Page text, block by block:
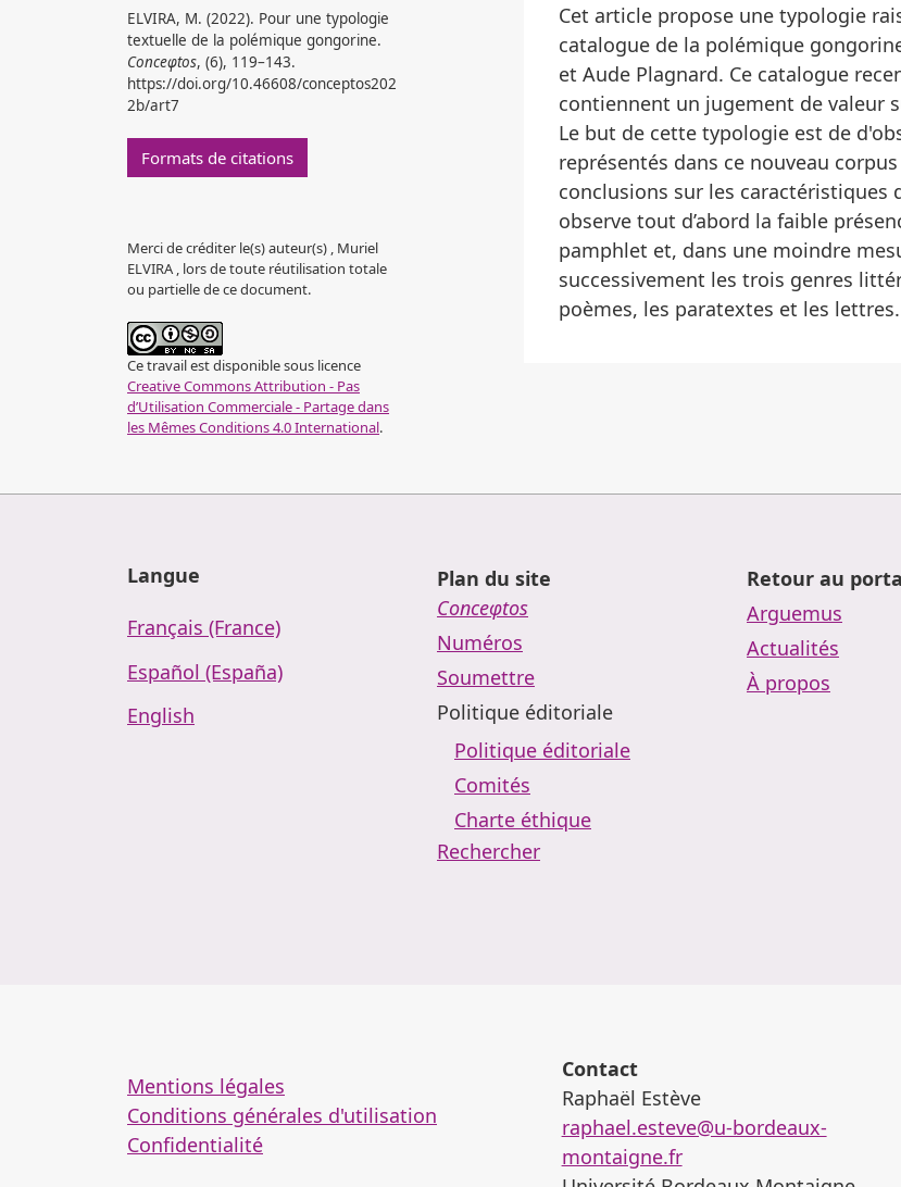
Cet article propose une typologie
catalogue de la polémique
et Aude Plagnard. Ce catalogue
contiennent un jugement de valeur
Le but de cette typologie est de
représentés dans ce nouveau
conclusions sur les
observe tout d’abord la faible
pamphlet et, dans une moindre
successivement les trois genres
poèmes, les paratextes et les lettres.
ELVIRA, M. (2022). Pour une typologie
textuelle de la polémique gongorine.
Conceφtos, (6), 119–143.
https://doi.org/10.46608/conceptos202
2b/art7
Formats de citations
Merci de créditer le(s) auteur(s) , Muriel
ELVIRA , lors de toute réutilisation totale
ou partielle de ce document.
Ce travail est disponible sous licence
Creative Commons Attribution - Pas
d’Utilisation Commerciale - Partage dans
les Mêmes Conditions 4.0 International.
Langue
Français (France)
Español (España)
English
Plan du site
Conceφtos
Numéros
Soumettre
Politique éditoriale
Politique éditoriale
Comités
Charte éthique
Rechercher
Retour au
Arguemus
Actualités
À propos
Mentions légales
Conditions générales d'utilisation
Confidentialité
Contact
Raphaël Estève
raphael.esteve@u-bordeaux-
montaigne.fr